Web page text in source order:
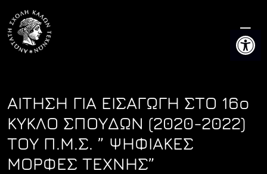
content
ΑΙΤΗΣΗ ΓΙΑ ΕΙΣΑΓΩΓΗ ΣΤΟ 16ο
ΚΥΚΛΟ ΣΠΟΥΔΩΝ (2020-2022)
ΤΟΥ Π.Μ.Σ. ” ΨΗΦΙΑΚΕΣ
ΜΟΡΦΕΣ ΤΕΧΝΗΣ”